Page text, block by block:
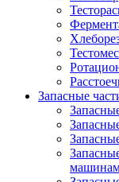
Запасные